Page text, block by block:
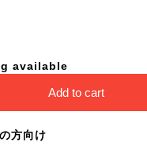
available
Add to cart
方向け